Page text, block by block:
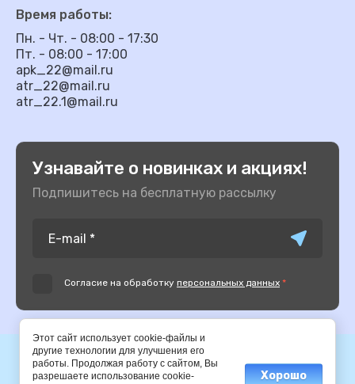
Время работы:
Пн. - Чт. - 08:00 - 17:30
Пт. - 08:00 - 17:00
apk_22@mail.ru
atr_22@mail.ru
atr_22.1@mail.ru
Узнавайте о новинках и акциях!
Подпишитесь на бесплатную рассылку
Согласие на обработку персональных данных *
© 2014-2025 АПК
Этот сайт использует cookie-файлы и
другие технологии для улучшения его
работы. Продолжая работу с сайтом, Вы
разрешаете использование cookie-
Хорошо